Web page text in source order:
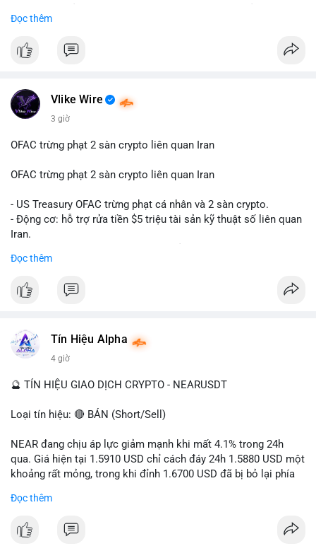
ưu tiên quản trị rủi ro trong giai đoạn biến động mạnh.
#btcmempool65k
hàng năm (CAGR) ấn tượng lên tới 20,2%.
Điều gì đang thúc đẩy sự tăng trưởng vượt bậc này? Hãy cùng
Đọc thêm
Vlike Wire
3 giờ
OFAC trừng phạt 2 sàn crypto liên quan Iran
OFAC trừng phạt 2 sàn crypto liên quan Iran
- US Treasury OFAC trừng phạt cá nhân và 2 sàn crypto.
- Động cơ: hỗ trợ rửa tiền $5 triệu tài sản kỹ thuật số liên quan
Iran.
- Tác động: rủi ro cho thị trường crypto, tăng áp lực pháp lý.
#binancesquare
#vlikevn #titanbot
📰 Nguồn: Cointelegraph
Đọc thêm
Tín Hiệu Alpha
4 giờ
🔮 TÍN HIỆU GIAO DỊCH CRYPTO - NEARUSDT
Loại tín hiệu: 🔴 BÁN (Short/Sell)
NEAR đang chịu áp lực giảm mạnh khi mất 4.1% trong 24h
qua. Giá hiện tại 1.5910 USD chỉ cách đáy 24h 1.5880 USD một
khoảng rất mỏng, trong khi đỉnh 1.6700 USD đã bị bỏ lại phía
kiểm soát hoàn toàn. Khối lượng giao dịch 10.29 triệu NEAR
tiếp diễn.
Đọc thêm